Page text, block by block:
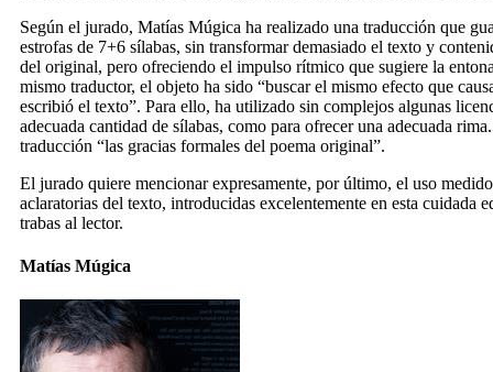
Según el jurado, Matías Múgica ha realizado una traducción que
estrofas de 7+6 sílabas, sin transformar demasiado el texto y
del original, pero ofreciendo el impulso rítmico que sugiere la
mismo traductor, el objeto ha sido “buscar el mismo efecto que
escribió el texto”. Para ello, ha utilizado sin complejos algunas
adecuada cantidad de sílabas, como para ofrecer una adecuada
traducción “las gracias formales del poema original”.
El jurado quiere mencionar expresamente, por último, el uso
aclaratorias del texto, introducidas excelentemente en esta cuidada
trabas al lector.
Matías Múgica